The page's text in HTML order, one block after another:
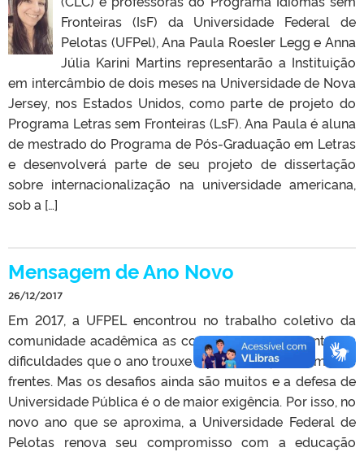
Fronteiras (IsF) da Universidade Federal de
Pelotas (UFPel), Ana Paula Roesler Legg e Anna
Júlia Karini Martins representarão a Instituição
em intercâmbio de dois meses na Universidade de Nova
Jersey, nos Estados Unidos, como parte de projeto do
Programa Letras sem Fronteiras (LsF). Ana Paula é aluna
de mestrado do Programa de Pós-Graduação em Letras
e desenvolverá parte de seu projeto de dissertação
sobre internacionalização na universidade americana,
sob a […]
Mensagem de Ano Novo
26/12/2017
Em 2017, a UFPEL encontrou no trabalho coletivo da
comunidade acadêmica as condições para enfrentar as
dificuldades que o ano trouxe e para avançar em muitas
frentes. Mas os desafios ainda são muitos e a defesa de
Universidade Pública é o de maior exigência. Por isso, no
novo ano que se aproxima, a Universidade Federal de
Pelotas renova seu compromisso com a educação